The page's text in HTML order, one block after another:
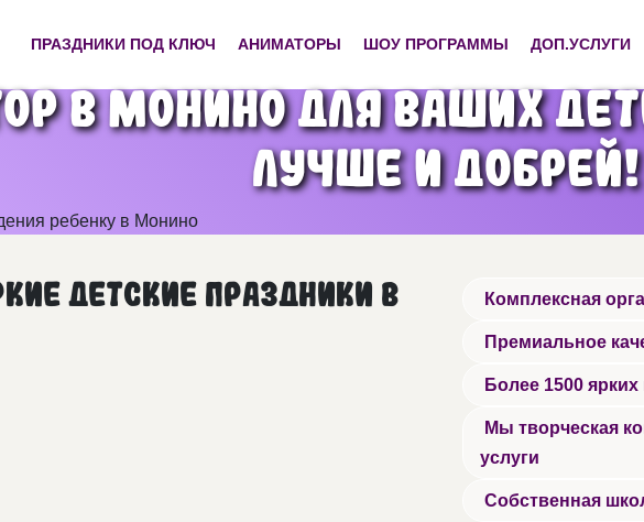
ПРАЗДНИКИ ПОД КЛЮЧ АНИМАТОРЫ ШОУ ПРОГРАММЫ ДОП.УСЛУГИ
в Монино для ваших
лучше и добрей!
детские праздники в
Комплексная
Премиальное
Более 1500
Мы творческая
услуги
Собственная